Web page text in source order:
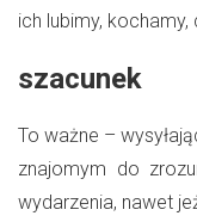
ich lubimy, kochamy,
szacunek
To ważne –
znajomym do
wydarzenia, nawet